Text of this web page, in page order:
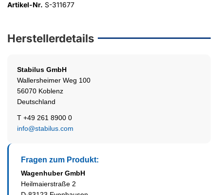
Artikel-Nr. S-311677
Herstellerdetails
Stabilus GmbH
Wallersheimer Weg 100
56070 Koblenz
Deutschland
T +49 261 8900 0
info@stabilus.com
Fragen zum Produkt:
Wagenhuber GmbH
Heilmaierstraße 2